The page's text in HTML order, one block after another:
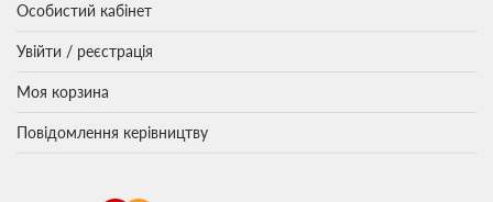
Особистий кабінет
Увійти / реєстрація
Моя корзина
Повідомлення керівництву